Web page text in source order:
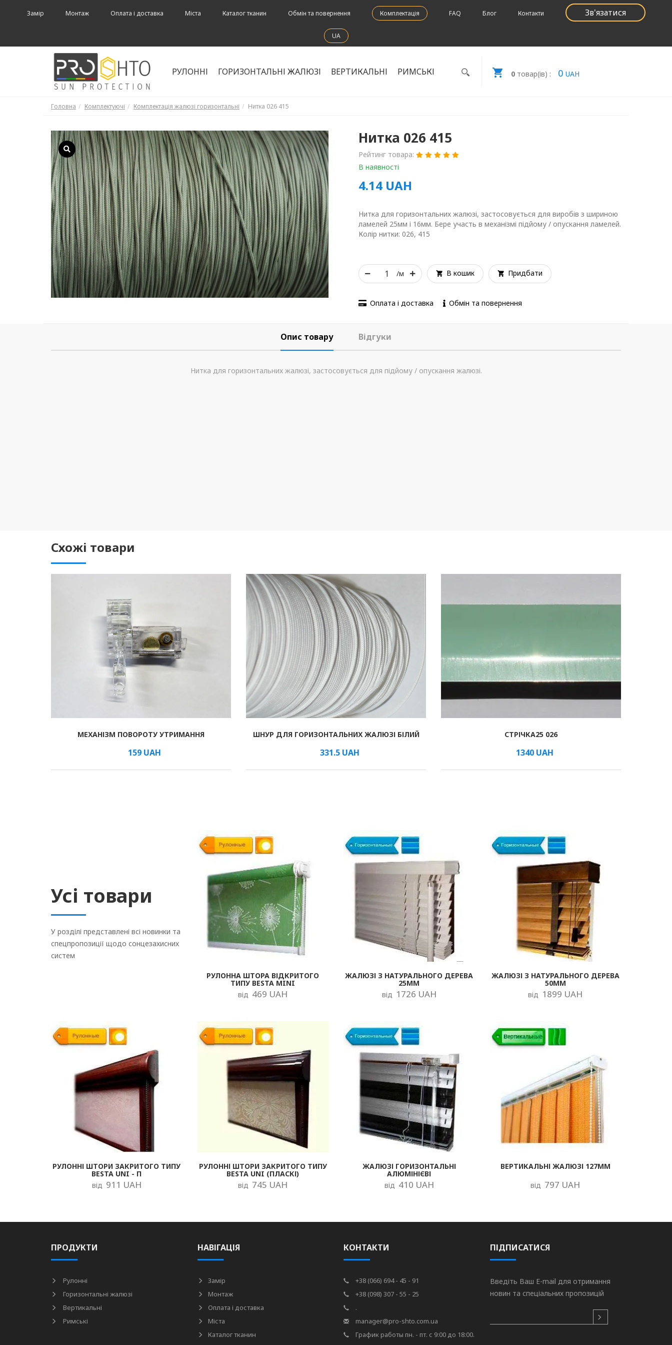
Замір Монтаж Оплата і доставка Міста Каталог тканин Обмін та повернення Комплектація FAQ Блог Контакти Зв'язатися
UA
РУЛОННІ ГОРИЗОНТАЛЬНІ ЖАЛЮЗІ ВЕРТИКАЛЬНІ РИМСЬКІ 0товар(ів) : 0 UAH
Головна Комплектуючі Комплектація жалюзі горизонтальні Нитка 026 415
Нитка 026 415
Рейтинг товара:
В наявності
4.14 UAH
Нитка для горизонтальних жалюзі, застосовується для виробів з шириною
ламелей 25мм і 16мм. Бере участь в механізмі підйому / опускання ламелей.
Колір нитки: 026, 415
/м В кошик Придбати
Оплата і доставка Обмін та повернення
Опис товару Відгуки
Нитка для горизонтальних жалюзі, застосовується для підйому / опускання жалюзі.
Схожі товари
МЕХАНІЗМ ПОВОРОТУ УТРИМАННЯ
159 UAH
/м В КОШИК
ШНУР ДЛЯ ГОРИЗОНТАЛЬНИХ ЖАЛЮЗІ БІЛИЙ
331.5UAH
/мм В КОШИК
СТРІЧКА25 026
1340UAH
Усі товари
У розділі представлені всі новинки та
спецпропозиції щодо сонцезахисних
систем
РУЛОННА ШТОРА ВІДКРИТОГО
ТИПУ BESTA MINI
від 469 UAH
ЖАЛЮЗІ З НАТУРАЛЬНОГО ДЕРЕВА
25ММ
від 1726 UAH
ЖАЛЮЗІ З НАТУРАЛЬНОГО ДЕРЕВА
50ММ
від 1899 UAH
РУЛОННІ ШТОРИ ЗАКРИТОГО ТИПУ
BESTA UNI - П
від 911 UAH
РУЛОННІ ШТОРИ ЗАКРИТОГО ТИПУ
BESTA UNI (ПЛАСКІ)
від 745 UAH
ЖАЛЮЗІ ГОРИЗОНТАЛЬНІ
АЛЮМІНІЄВІ
від 410 UAH
ВЕРТИКАЛЬНІ ЖАЛЮЗІ 127ММ
від 797 UAH
ПРОДУКТИ
Рулонні
Горизонтальні жалюзі
Вертикальні
Римські
НАВІГАЦІЯ
Замір
Монтаж
Оплата і доставка
Міста
Каталог тканин
КОНТАКТИ
+38 (066) 694 - 45 - 91
+38 (098) 307 - 55 - 25
.
manager@pro-shto.com.ua
График работы пн. - пт. с 9:00 до 18:00.
ПІДПИСАТИСЯ
Введіть Ваш E-mail для отримання
новин та спеціальних пропозицій